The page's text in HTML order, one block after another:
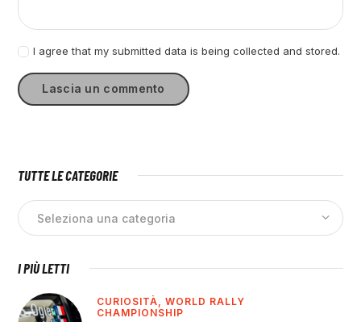
I agree that my submitted data is being collected and stored.
TUTTE LE CATEGORIE
I PIÙ LETTI
CURIOSITÀ,WORLD RALLY
CHAMPIONSHIP